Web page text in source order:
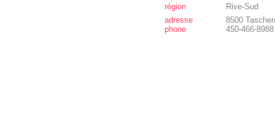
région
Rive-Sud
adresse
phone
8500
450-466-8988